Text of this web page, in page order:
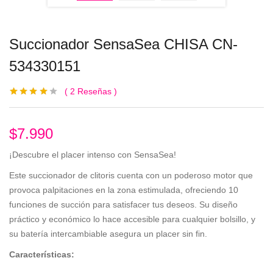
Succionador SensaSea CHISA CN-
534330151
a
valoraciones
2 Reseñas
$7.990
¡Descubre el placer intenso con SensaSea!
Este succionador de clitoris cuenta con un poderoso motor que
provoca palpitaciones en la zona estimulada, ofreciendo 10
funciones de succión para satisfacer tus deseos. Su diseño
práctico y económico lo hace accesible para cualquier bolsillo, y
su batería intercambiable asegura un placer sin fin.
Características: